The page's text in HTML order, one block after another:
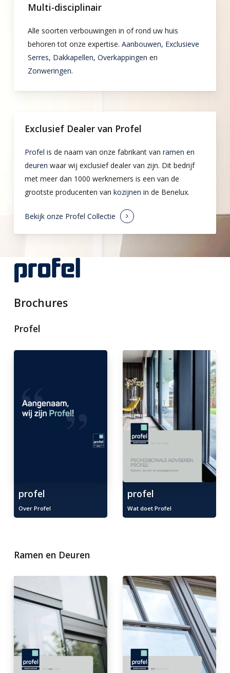
Multi-disciplinair
Alle soorten verbouwingen in of rond uw huis
behoren tot onze expertise. Aanbouwen, Exclusieve
Serres, Dakkapellen, Overkappingen en
Zonweringen.
Exclusief Dealer van Profel
Profel is de naam van onze fabrikant van ramen en
deuren waar wij exclusief dealer van zijn. Dit bedrijf
met meer dan 1000 werknemers is een van de
grootste producenten van kozijnen in de Benelux.
Bekijk onze Profel Collectie
Brochures
Profel
profel
Over Profel
profel
Wat doet Profel
Ramen en Deuren